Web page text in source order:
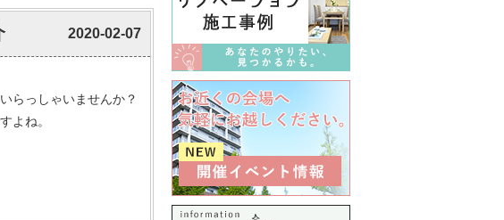
2020-02-07
らっしゃいませんか？
よね。